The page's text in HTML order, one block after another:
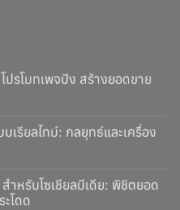
รโมทเพจปัง สร้างยอดขาย
เรียลไทม์: กลยุทธ์และเครื่อง
ำหรับโซเชียลมีเดีย: พิชิตยอด
โดด